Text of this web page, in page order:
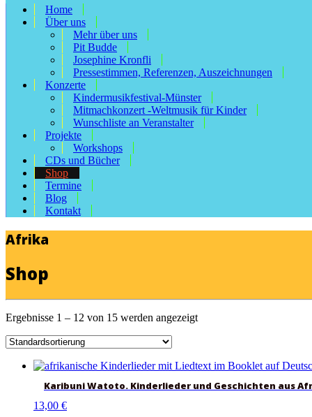
Home
Über uns
Mehr über uns
Pit Budde
Josephine Kronfli
Pressestimmen, Referenzen, Auszeichnungen
Konzerte
Kindermusikfestival-Münster
Mitmachkonzert -Weltmusik für Kinder
Wunschliste an Veranstalter
Projekte
Workshops
CDs und Bücher
Shop
Termine
Blog
Kontakt
Afrika
Shop
Ergebnisse 1 – 12 von 15 werden angezeigt
Karibuni Watoto. Kinderlieder und Geschichten aus
13,00 €